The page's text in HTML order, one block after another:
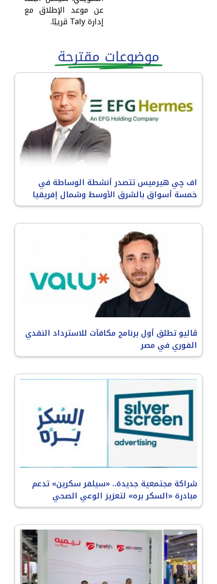
عن موعد الإطلاق مع
إدارة Taly قريبًا.
موضوعات مقترحة
اف چي هيرميس تتصدر أنشطة الوساطة في
خمسة أسواق بالشرق الأوسط وشمال إفريقيا
ڤاليو تطلق أول برنامج مكافآت للاسترداد النقدي
الفوري في مصر
شراكة مجتمعية جديدة.. «سيلفر سكرين» تدعم
مبادرة «السكر بره» لتعزيز الوعي الصحي